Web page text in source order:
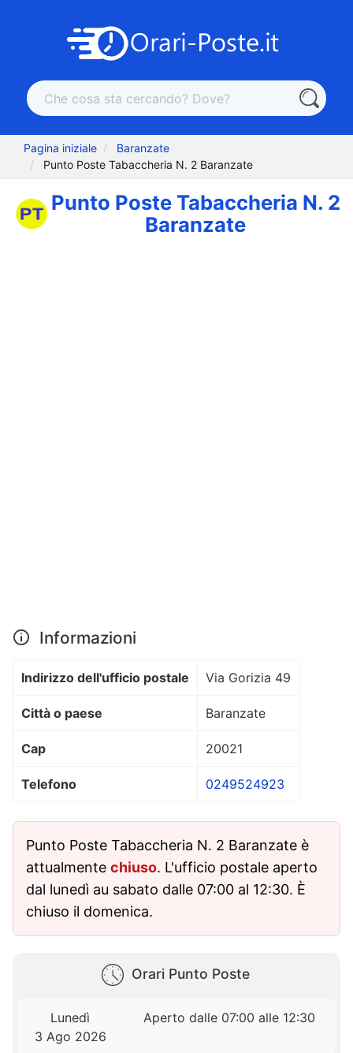
Pagina iniziale
Baranzate
Punto Poste Tabaccheria N. 2 Baranzate
Punto Poste Tabaccheria N. 2
Baranzate
Informazioni
Indirizzo dell'ufficio postale Via Gorizia 49
Città o paese Baranzate
Cap 20021
Telefono 0249524923
Punto Poste Tabaccheria N. 2 Baranzate è
attualmente chiuso. L'ufficio postale aperto
dal lunedì au sabato dalle 07:00 al 12:30. È
chiuso il domenica.
Orari Punto Poste
Lunedì
3 Ago 2026
Aperto dalle 07:00 alle 12:30